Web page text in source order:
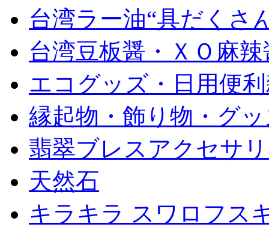
台湾ラー油“具だくさ
台湾豆板醤・ＸＯ麻辣
エコグッズ・日用便
縁起物・飾り物・グ
翡翠ブレスアクセサ
天然石
キラキラ スワロフス